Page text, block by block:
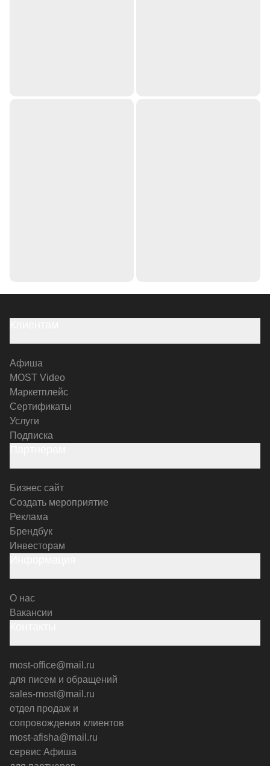
Афиша
MOST Video
Маркетплейс
Сертификаты
Услуги
Подписка
Бизнес сайт
Создать мероприятие
Реклама
Брендбук
Инвесторам
О нас
Вакансии
most-office@mail.ru
для писем и обращений
sales-most@mail.ru
отдел продаж и
сопровождения клиентов
most-afisha@mail.ru
сервис Афиша